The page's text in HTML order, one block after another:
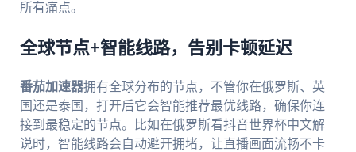
所有痛点。
全球节点+智能线路，告别卡顿延迟
番茄加速器拥有全球分布的节点，不管你在俄罗斯、英
国还是泰国，打开后它会智能推荐最优线路，确保你连
接到最稳定的节点。比如在俄罗斯看抖音世界杯中文解
说时，智能线路会自动避开拥堵，让直播画面流畅不卡